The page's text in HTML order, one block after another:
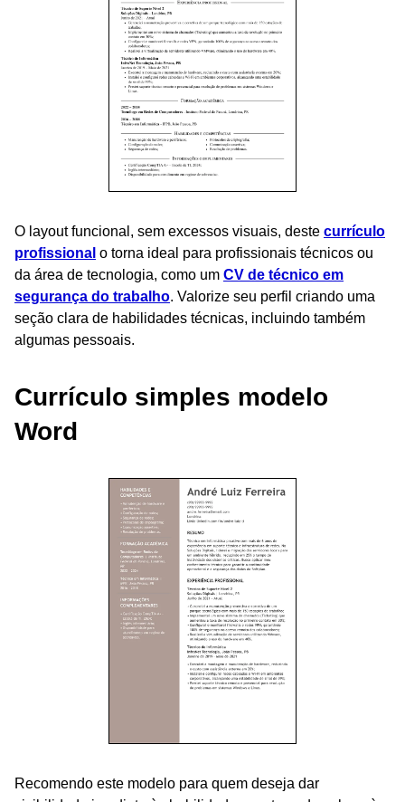
O layout funcional, sem excessos visuais, deste currículo
profissional o torna ideal para profissionais técnicos ou
da área de tecnologia, como um CV de técnico em
segurança do trabalho. Valorize seu perfil criando uma
seção clara de habilidades técnicas, incluindo também
algumas pessoais.
Currículo simples modelo
Word
Recomendo este modelo para quem deseja dar